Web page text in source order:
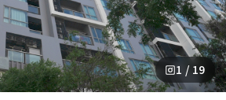
1 / 19